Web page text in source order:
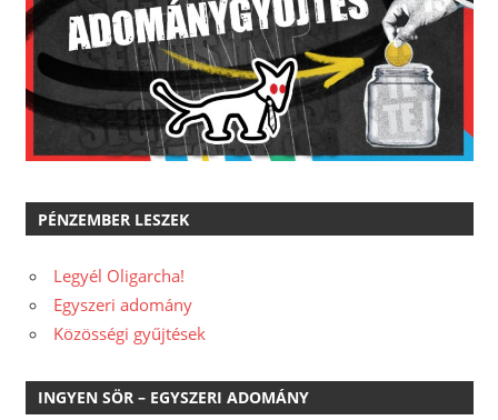
PÉNZEMBER LESZEK
Legyél Oligarcha!
Egyszeri adomány
Közösségi gyűjtések
INGYEN SÖR – EGYSZERI ADOMÁNY